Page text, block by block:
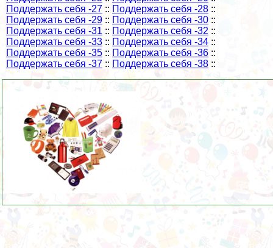
Поддержать себя -27 :: Поддержать себя -28 ::
Поддержать себя -29 :: Поддержать себя -30 ::
Поддержать себя -31 :: Поддержать себя -32 ::
Поддержать себя -33 :: Поддержать себя -34 ::
Поддержать себя -35 :: Поддержать себя -36 ::
Поддержать себя -37 :: Поддержать себя -38 ::